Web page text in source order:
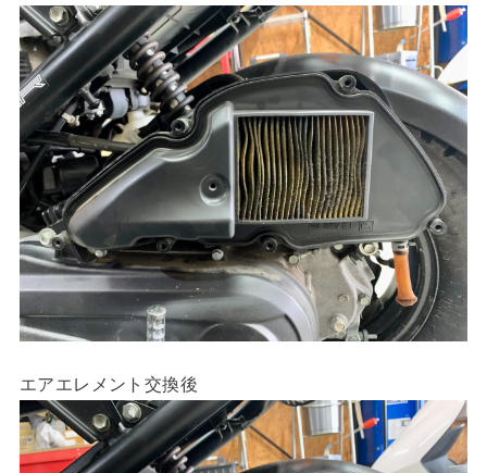
エアエレメント交換後